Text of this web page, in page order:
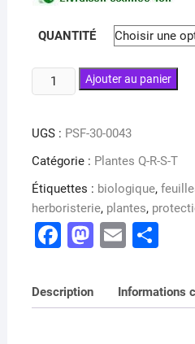
QUANTITÉ
quantité
de
Ajouter au panier
UGS : PSF-30-0043
Catégorie : Plantes Q-R-S-T
Étiquettes : biologique,
herboristerie, plantes,
F
c
e
M
st
o
E
ai
l
P
ta
g
Description Informations